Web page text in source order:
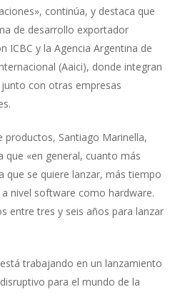
continúa, y destaca que
de desarrollo exportador
ICBC y la Agencia Argentina de
(Aaici), donde integran
con otras empresas
productos, Santiago Marinella,
que «en general, cuanto más
que se quiere lanzar, más tiempo
nivel software como hardware.
entre tres y seis años para lanzar
trabajando en un lanzamiento
para el mundo de la